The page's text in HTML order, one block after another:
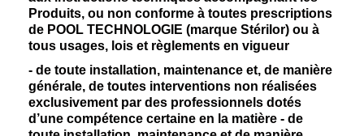
Produits, ou non conforme à toutes prescriptions
de POOL TECHNOLOGIE (marque Stérilor) ou à
tous usages, lois et règlements en vigueur
- de toute installation, maintenance et, de manière
générale, de toutes interventions non réalisées
exclusivement par des professionnels dotés
d’une compétence certaine en la matière - de